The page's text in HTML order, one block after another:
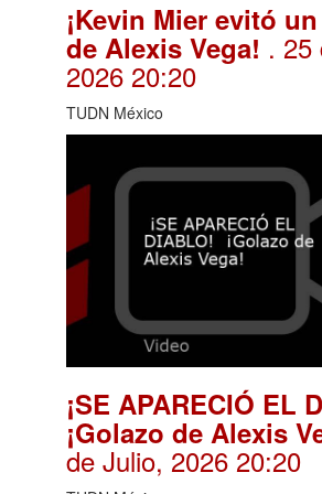
¡Kevin Mier evitó
de Alexis Vega! . 25
2026 20:20
TUDN México
¡SE APARECIÓ EL
¡Golazo de Alexis
de Julio, 2026 20:20